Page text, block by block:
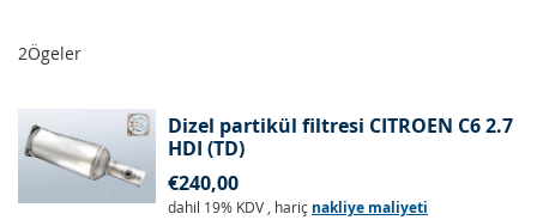
2Ögeler
Dizel partikül filtresi CITROEN C6 2.7
HDI (TD)
€240,00
dahil 19% KDV , hariç nakliye maliyeti